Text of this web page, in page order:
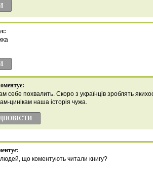
себе похвалить. Скоро з українців зроблять
цинікам наша історія чужа.
людей, що коментують читали книгу?